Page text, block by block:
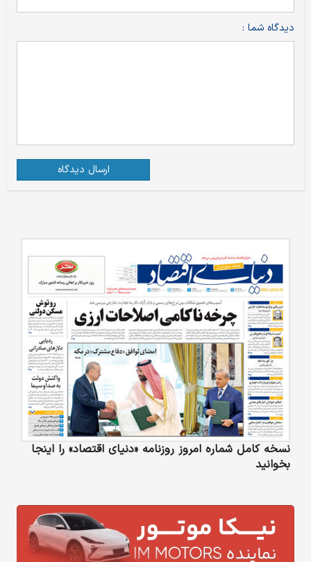
دیدگاه شما :
ارسال دیدگاه
نسخه کامل شماره امروز روزنامه «دنیای‌ اقتصاد» را اینجا
بخوانید